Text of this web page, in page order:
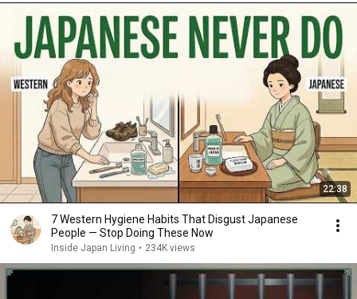
22:38
7 Western Hygiene Habits That Disgust Japanese
People — Stop Doing These Now
Inside Japan Living • 234K views